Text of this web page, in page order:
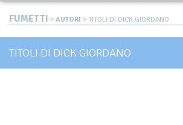
FUMETTI > AUTORI > TITOLI DI DICK GIORDANO
TITOLI DI DICK GIORDANO